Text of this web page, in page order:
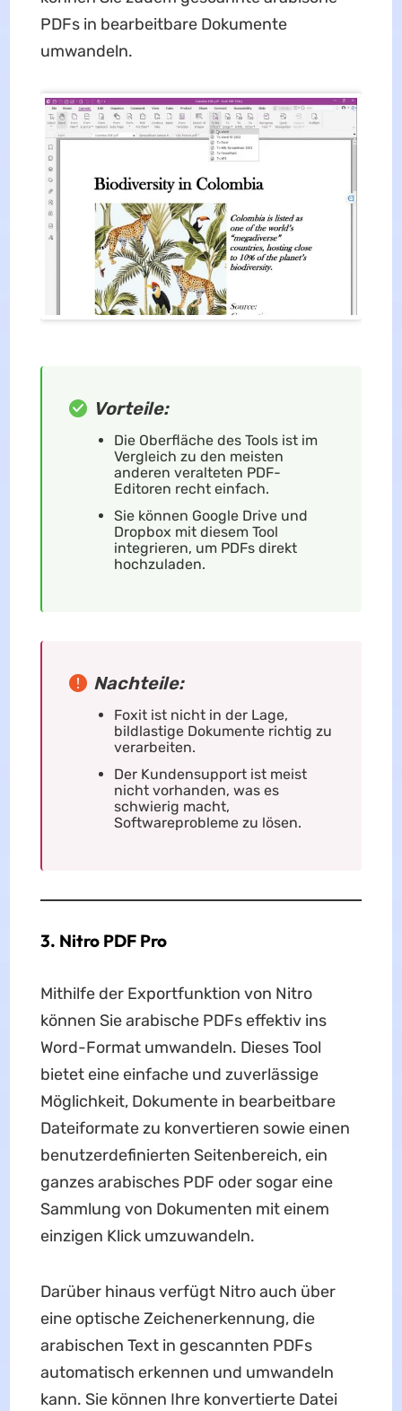
PDFs in bearbeitbare Dokumente
umwandeln.
Vorteile:
Die Oberfläche des Tools ist im
Vergleich zu den meisten
anderen veralteten PDF-
Editoren recht einfach.
Sie können Google Drive und
Dropbox mit diesem Tool
integrieren, um PDFs direkt
hochzuladen.
Nachteile:
Foxit ist nicht in der Lage,
bildlastige Dokumente richtig zu
verarbeiten.
Der Kundensupport ist meist
nicht vorhanden, was es
schwierig macht,
Softwareprobleme zu lösen.
3. Nitro PDF Pro
Mithilfe der Exportfunktion von Nitro
können Sie arabische PDFs effektiv ins
Word-Format umwandeln. Dieses Tool
bietet eine einfache und zuverlässige
Möglichkeit, Dokumente in bearbeitbare
Dateiformate zu konvertieren sowie einen
benutzerdefinierten Seitenbereich, ein
ganzes arabisches PDF oder sogar eine
Sammlung von Dokumenten mit einem
einzigen Klick umzuwandeln.
Darüber hinaus verfügt Nitro auch über
eine optische Zeichenerkennung, die
arabischen Text in gescannten PDFs
automatisch erkennen und umwandeln
kann. Sie können Ihre konvertierte Datei